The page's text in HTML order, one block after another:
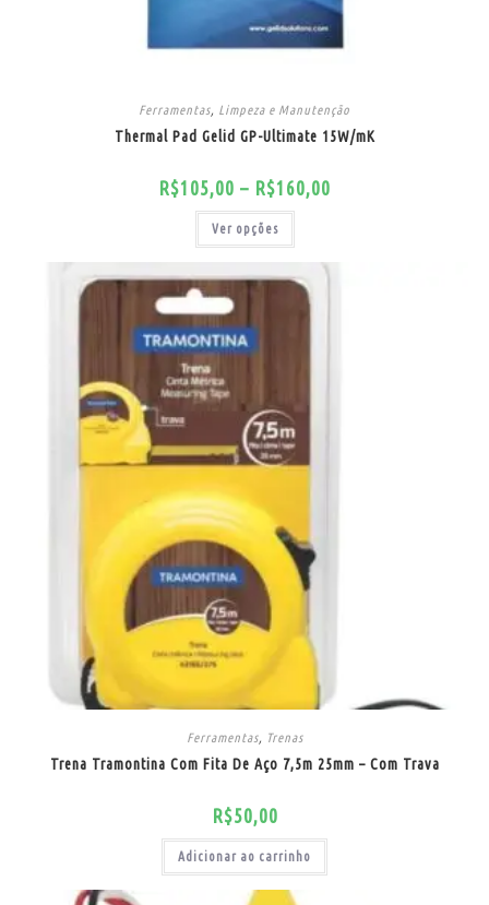
Ferramentas, Limpeza e Manutenção
Thermal Pad Gelid GP-Ultimate 15W/mK
R$105,00 – R$160,00
Ver opções
Ferramentas, Trenas
Trena Tramontina Com Fita De Aço 7,5m 25mm – Com Trava
R$50,00
Adicionar ao carrinho